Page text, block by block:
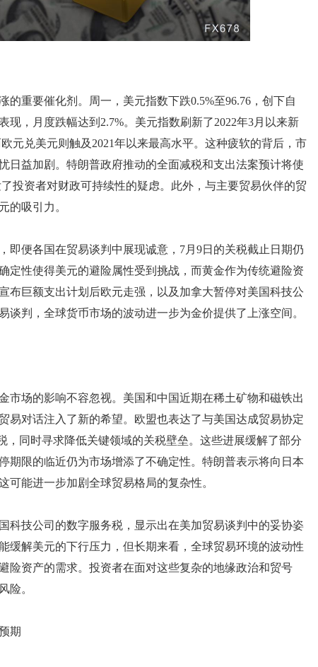
重要催化剂。周一，美元指数下跌0.5%至96.76，创下自
现，月度跌幅达到2.7%。美元指数刷新了2022年3月以来新
元兑美元则触及2021年以来最高水平。这种疲软的背后，市
日益加剧。特朗普政府推动的全面减税和支出法案预计将使
投资者对财政可持续性的疑虑。此外，与主要贸易伙伴的贸
的吸引力。
便各国在贸易谈判中展现诚意，7月9日的关税截止日期仍
定性使得美元的避险属性受到挑战，而黄金作为传统避险资
布巨额支出计划后欧元走强，以及加拿大暂停对美国科技公
谈判，全球货币市场的波动进一步为金价提供了上涨空间。
场的影响不容忽视。美国和中国近期在稀土矿物和磁铁出
易对话注入了新的希望。欧盟也表达了与美国达成贸易协定
，同时寻求降低关键领域的关税壁垒。这些进展缓解了部分
期限的临近仍为市场增添了不确定性。特朗普表示将向日本
可能进一步加剧全球贸易格局的复杂性。
技公司的数字服务税，显示出在美加贸易谈判中的妥协姿
缓解美元的下行压力，但长期来看，全球贸易环境的波动性
险资产的需求。投资者在面对这些复杂的地缘政治和贸号
险。
期